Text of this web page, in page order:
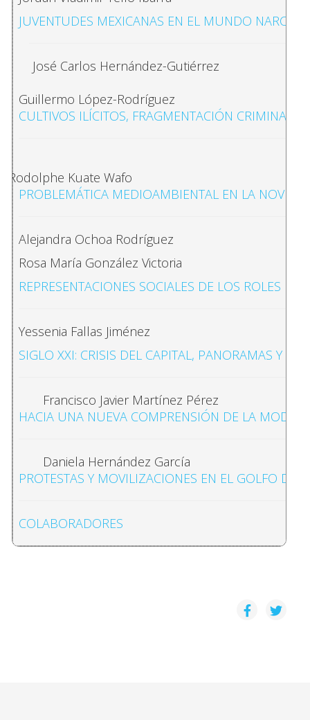
JUVENTUDES MEXICANAS EN EL MUNDO NARCO:
José Carlos Hernández-Gutiérrez
Guillermo López-Rodríguez
CULTIVOS ILÍCITOS, FRAGMENTACIÓN CRIMINAL
Rodolphe Kuate Wafo
PROBLEMÁTICA MEDIOAMBIENTAL EN LA
Alejandra Ochoa Rodríguez
Rosa María González Victoria
REPRESENTACIONES SOCIALES DE LOS ROLES
Yessenia Fallas Jiménez
SIGLO XXI: CRISIS DEL CAPITAL, PANORAMAS Y
Francisco Javier Martínez Pérez
HACIA UNA NUEVA COMPRENSIÓN DE LA
Daniela Hernández García
PROTESTAS Y MOVILIZACIONES EN EL GOLFO
COLABORADORES